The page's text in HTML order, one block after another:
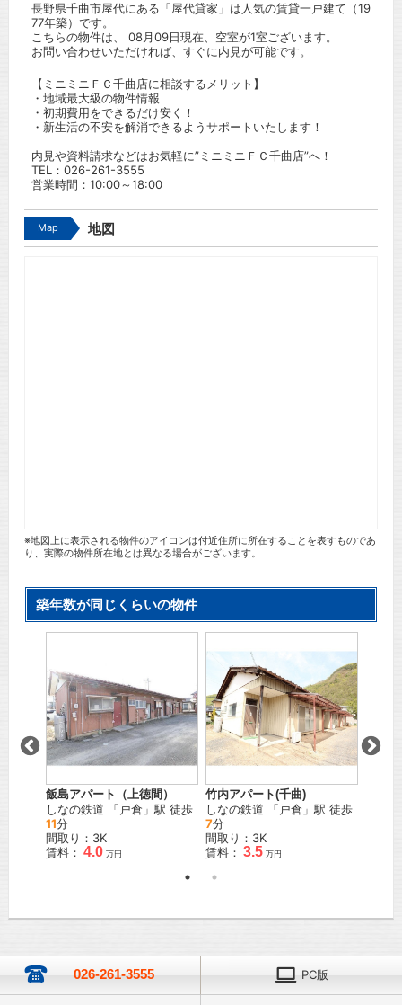
長野県千曲市屋代にある「屋代貸家」は人気の賃貸一戸建て（19
77年築）です。
こちらの物件は、 08月09日現在、空室が1室ございます。
お問い合わせいただければ、すぐに内見が可能です。
【ミニミニＦＣ千曲店に相談するメリット】
・地域最大級の物件情報
・初期費用をできるだけ安く！
・新生活の不安を解消できるようサポートいたします！
内見や資料請求などはお気軽に”ミニミニＦＣ千曲店”へ！
TEL： 026-261-3555
営業時間：10:00～18:00
Map 地図
※地図上に表示される物件のアイコンは付近住所に所在することを表すものであ
り、実際の物件所在地とは異なる場合がございます。
築年数が同じくらいの物件
飯島アパート（上徳間）
しなの鉄道 「戸倉 」駅 徒歩
11分
間取り：3K
賃料： 4.0 万円
竹内アパート(千曲)
しなの鉄道 「戸倉 」駅 徒歩
7分
間取り：3K
賃料： 3.5 万円
026-261-3555 PC版